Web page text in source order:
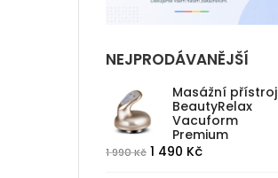
NEJPRODÁVANĚJŠÍ
Masážní přístroj
BeautyRelax
Vacuform
Premium
1 990Kč Původní
1 490 KčAktuální